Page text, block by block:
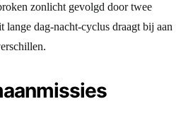
zonlicht gevolgd door twee
lange dag-nacht-cyclus draagt bij aan